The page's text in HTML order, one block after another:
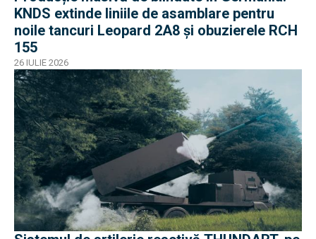
KNDS extinde liniile de asamblare pentru
noile tancuri Leopard 2A8 și obuzierele RCH
155
26 IULIE 2026